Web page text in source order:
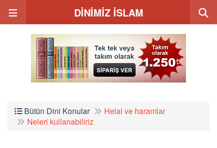
DİNİMİZ İSLAM
Bütün Dini Konular
Helal ve haramlar
Neleri kullanabiliriz